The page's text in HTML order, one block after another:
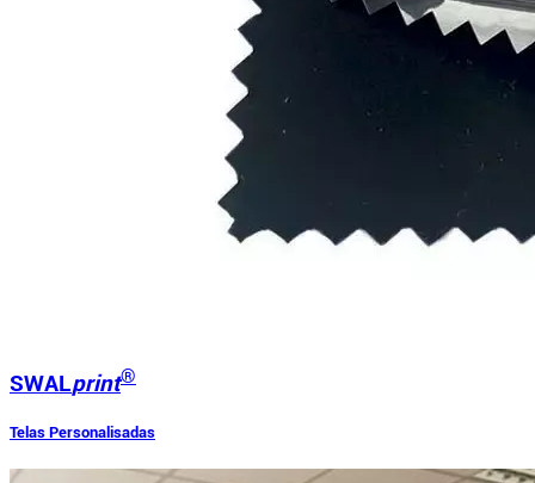
SWALprint®
Telas Personalisadas